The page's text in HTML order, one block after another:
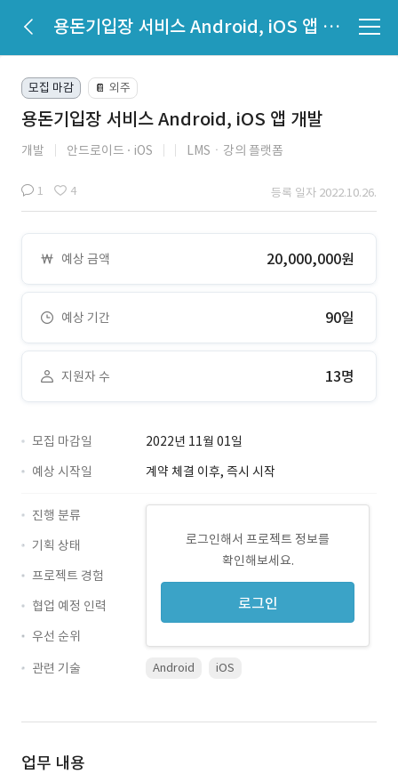
용돈기입장 서비스 Android, iOS 앱 개발
모집 마감 📔 외주
용돈기입장 서비스 Android, iOS 앱 개발
개발 안드로이드 iOS LMSㆍ강의 플랫폼
1 4 등록 일자 2022.10.26.
예상 금액 20,000,000원
예상 기간 90일
지원자 수 13명
모집 마감일
2022년 11월 01일
예상 시작일
계약 체결 이후, 즉시 시작
로그인해서 프로젝트 정보를
확인해보세요.
로그인
진행 분류
기획 상태
프로젝트 경험
협업 예정 인력
우선 순위
관련 기술
Android iOS
업무 내용